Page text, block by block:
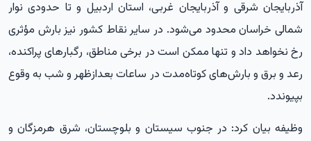
آذربایجان شرقی و آذربایجان غربی، استان اردبیل و تا حدودی نوار
شمالی خراسان محدود می‌شود. در سایر نقاط کشور نیز بارش مؤثری
رخ نخواهد داد و تنها ممکن است در برخی مناطق، رگبارهای پراکنده،
رعد و برق و بارش‌های کوتاه‌مدت در ساعات بعدازظهر و شب به وقوع
بپیوندد.
وظیفه بیان کرد: در جنوب سیستان و بلوچستان، شرق هرمزگان و